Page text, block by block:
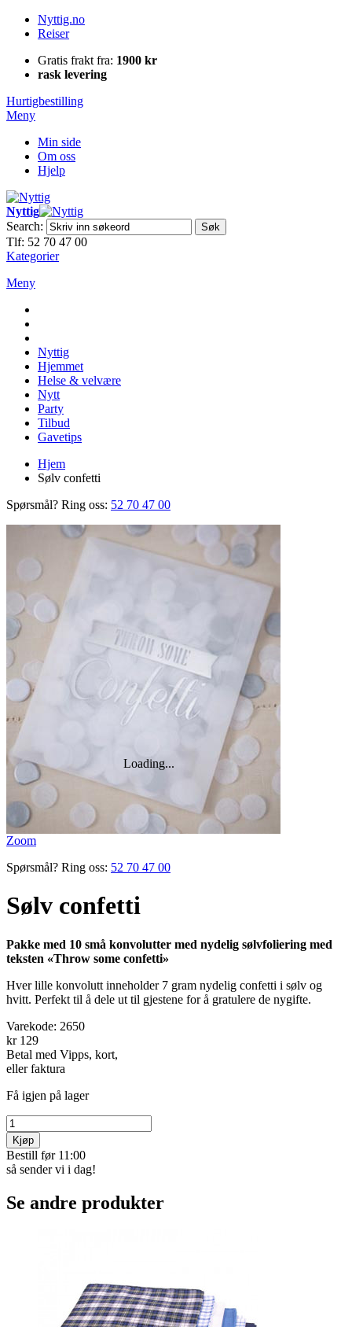
Nyttig.no
Reiser
Gratis frakt fra: 1900 kr
rask levering
Hurtigbestilling
Meny
Min side
Om oss
Hjelp
Nyttig
Search:
Søk
Tlf: 52 70 47 00
Kategorier
Meny
Nyttig
Hjemmet
Helse & velvære
Nytt
Party
Tilbud
Gavetips
Hjem
Sølv confetti
Spørsmål? Ring oss: 52 70 47 00
Zoom
Spørsmål? Ring oss: 52 70 47 00
Sølv confetti
Pakke med 10 små konvolutter med nydelig sølvfoliering med
teksten «Throw some confetti»
Hver lille konvolutt inneholder 7 gram nydelig confetti i sølv og
hvitt. Perfekt til å dele ut til gjestene for å gratulere de nygifte.
Varekode: 2650
kr 129
Betal med Vipps, kort,
eller faktura
Få igjen på lager
Kjøp
Bestill før 11:00
så sender vi i dag!
Se andre produkter